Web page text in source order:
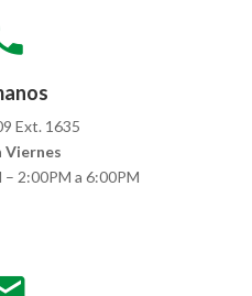
Ext. 1635
Viernes
2:00PM a 6:00PM